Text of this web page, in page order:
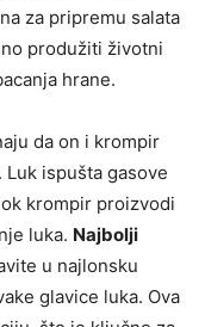
za pripremu salata
produžiti životni
hrane.
da on i krompir
ispušta gasove
krompir proizvodi
luka. Najbolji
u najlonsku
glavice luka. Ova